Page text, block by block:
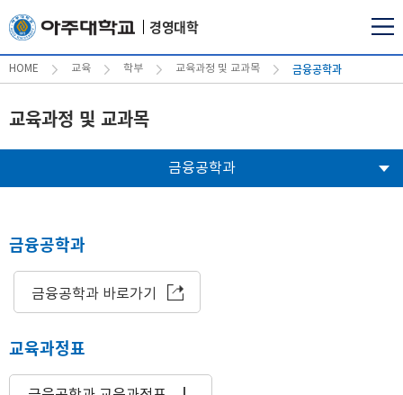
경영대학
HOME 교육 학부 교육과정 및 교과목 금융공학과
교육과정 및 교과목
금융공학과
금융공학과
금융공학과 바로가기
교육과정표